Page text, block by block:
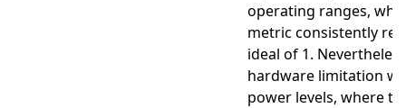
operating ranges,
metric consistently
ideal of 1.
hardware limitation
power levels, where